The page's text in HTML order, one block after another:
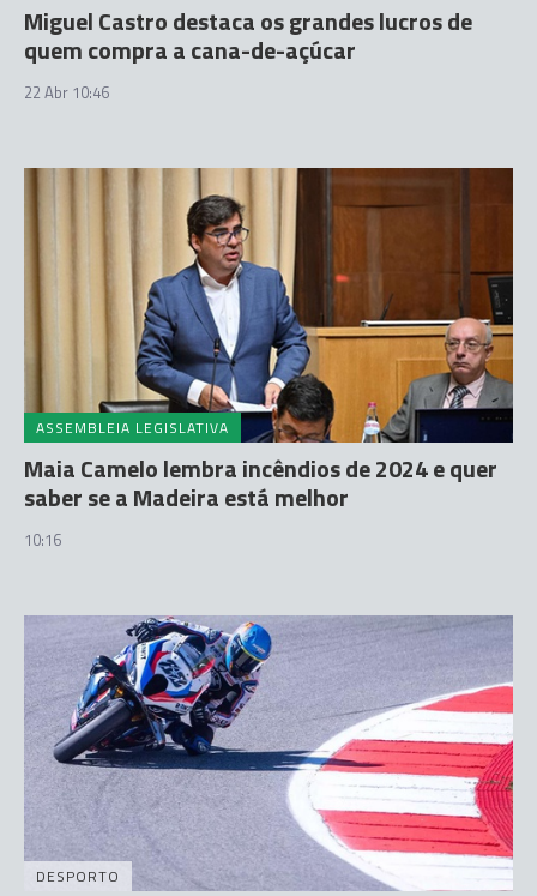
Miguel Castro destaca os grandes lucros de
quem compra a cana-de-açúcar
22 Abr 10:46
ASSEMBLEIA LEGISLATIVA
Maia Camelo lembra incêndios de 2024 e quer
saber se a Madeira está melhor
10:16
DESPORTO